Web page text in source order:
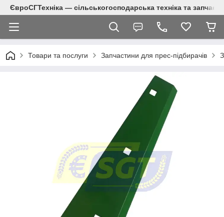
ЄвроСГТехніка — сільськогосподарська техніка та
Товари та послуги Запчастини для прес-підбирачів